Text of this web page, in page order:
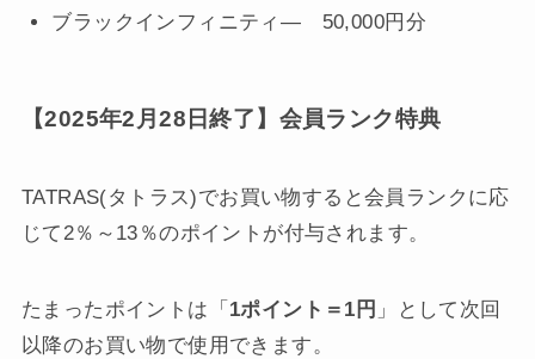
ブラックインフィニティ― 50,000円分
【2025年2月28日終了】会員ランク特典
TATRAS(タトラス)でお買い物すると会員ランクに応
じて2％～13％のポイントが付与されます。
たまったポイントは「 1ポイント＝1円 」として次回
以降のお買い物で使用できます。